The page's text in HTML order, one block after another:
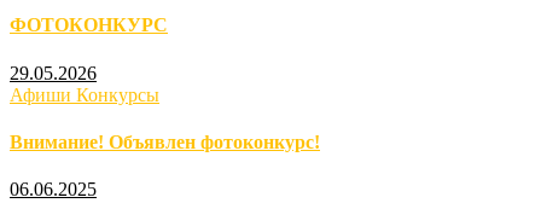
ФОТОКОНКУРС
29.05.2026
Афиши Конкурсы
Внимание! Объявлен фотоконкурс!
06.06.2025